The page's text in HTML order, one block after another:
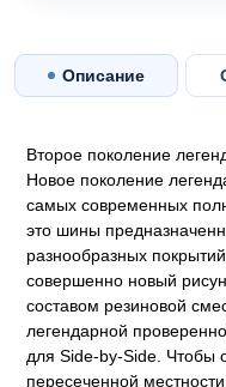
Описание
Второе поколение
Новое поколение
самых современных
это шины
разнообразных
совершенно новый
составом резиновой
легендарной
для Side-by-Side. Чтобы
пересеченной